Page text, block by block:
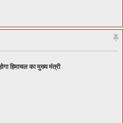
हिमाचल का मुख्य मंत्री